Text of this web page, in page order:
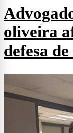
oliveira
defesa